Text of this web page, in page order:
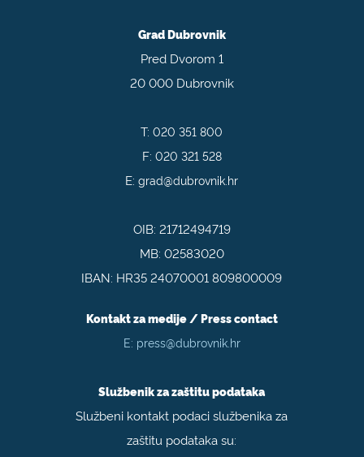
Grad Dubrovnik
Pred Dvorom 1
20 000 Dubrovnik
T:020 351 800
F: 020 321 528
E:grad@dubrovnik.hr
OIB: 21712494719
MB: 02583020
IBAN: HR35 24070001 809800009
Kontakt za medije / Press contact
E: press@dubrovnik.hr
Službenik za zaštitu podataka
Službeni kontakt podaci službenika za
zaštitu podataka su: